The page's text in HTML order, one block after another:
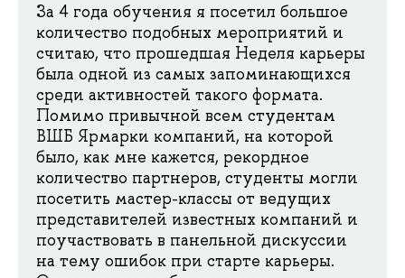
За 4 года обучения я посетил большое
количество подобных мероприятий и
считаю, что прошедшая Неделя карьеры
была одной из самых запоминающихся
среди активностей такого формата.
Помимо привычной всем студентам
ВШБ Ярмарки компаний, на которой
было, как мне кажется, рекордное
количество партнеров, студенты могли
посетить мастер-классы от ведущих
представителей известных компаний и
поучаствовать в панельной дискуссии
на тему ошибок при старте карьеры.